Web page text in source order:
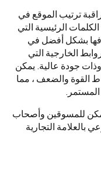
ترتيب الموقع في
الرئيسية التي
بشكل أفضل في
الخارجية التي
جودة عالية. يمكن
القوة والضعف ، مما
يمكن للمسوقين وأصحاب
بالعلامة التجارية